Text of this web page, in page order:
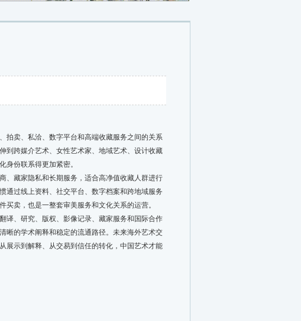
卖、私洽、数字平台和高端收藏服务之间的关系
到跨媒介艺术、女性艺术家、地域艺术、设计收藏
身份联系得更加紧密。
藏家隐私和长期服务，适合高净值收藏人群进行
通过线上资料、社交平台、数字档案和跨地域服务
卖，也是一整套审美服务和文化关系的运营。
、研究、版权、影像记录、藏家服务和国际合作
晰的学术阐释和稳定的流通路径。未来海外艺术交
展示到解释、从交易到信任的转化，中国艺术才能